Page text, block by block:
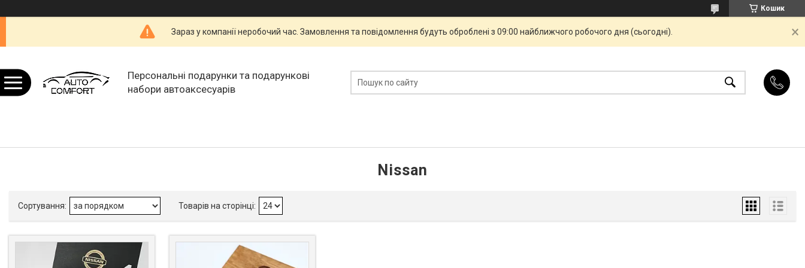
Кошик
Зараз у компанії неробочий час. Замовлення та повідомлення будуть оброблені з 09:00 найближчого робочого дня (сьогодні).
Персональні подарунки та подарункові
набори автоаксесуарів
Nissan